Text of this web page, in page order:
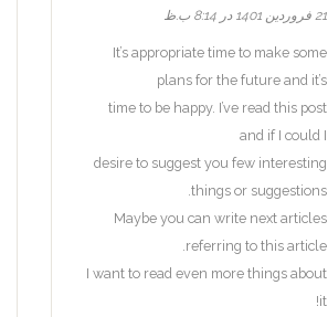
21 فروردین 1401 در 8:14 ب.ظ
It’s appropriate time to make some
plans for the future and it’s
time to be happy. I’ve read this post
and if I could I
desire to suggest you few interesting
things or suggestions.
Maybe you can write next articles
referring to this article.
I want to read even more things about
it!